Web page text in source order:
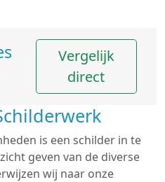
Vergelijk
direct
is een schilder in te
geven van de diverse
wij naar onze